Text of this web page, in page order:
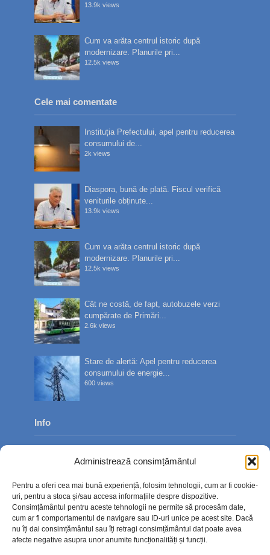
Administrează consimțământul
Pentru a oferi cea mai bună experiență, folosim tehnologii, cum ar fi cookie-
uri, pentru a stoca și/sau accesa informațiile despre dispozitive.
Consimțământul pentru aceste tehnologii ne permite să procesăm date,
cum ar fi comportamentul de navigare sau ID-uri unice pe acest site. Dacă
nu îți dai consimțământul sau îți retragi consimțământul dat poate avea
afecte negative asupra unor anumite funcționalități și funcții.
13.9k views
Cum va arăta centrul istoric după
modernizare. Planurile pri...
12.5k views
Cele mai comentate
Instituția Prefectului, apel pentru reducerea
consumului de...
2k views
Diaspora, bună de plată. Fiscul verifică
veniturile obținute...
13.9k views
Cum va arăta centrul istoric după
modernizare. Planurile pri...
12.5k views
Cât ne costă, de fapt, autobuzele verzi
cumpărate de Primări...
2.6k views
Stare de alertă: Apel pentru reducerea
consumului de energie...
600 views
Info
Contact
Politica de confidențialitate
Politică cookie-uri (UE)